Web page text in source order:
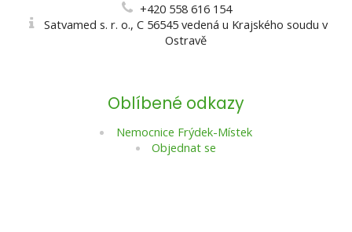
+420 558 616 154
Satvamed s. r. o., C 56545 vedená u Krajského soudu v
Ostravě
Oblíbené odkazy
Nemocnice Frýdek-Místek
Objednat se